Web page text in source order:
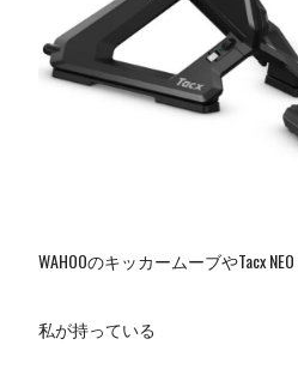
WAHOOのキッカームーブやTacx
私が持っている